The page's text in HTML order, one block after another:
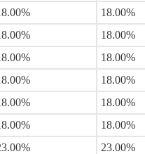
18.00%
18.00%
18.00%
18.00%
18.00%
18.00%
23.00%